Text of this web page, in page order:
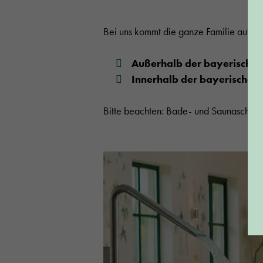
Bei uns kommt die ganze Familie auf
Außerhalb der
Innerhalb der bayerischen
Bitte beachten: Bade- und